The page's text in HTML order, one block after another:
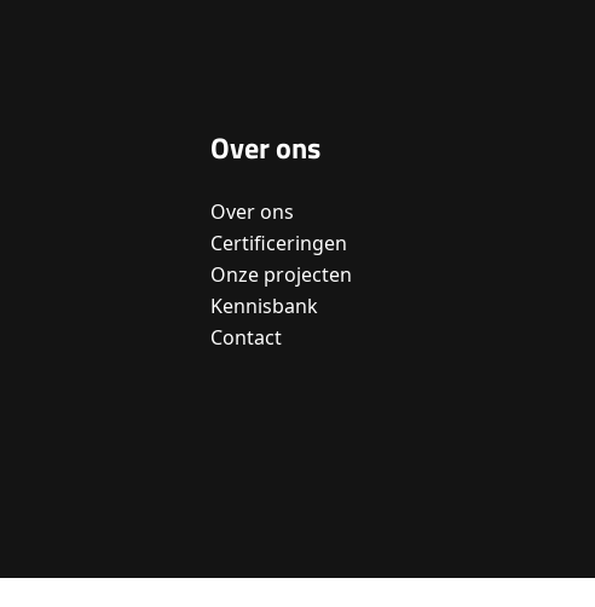
Over ons
Over ons
Certificeringen
Onze projecten
Kennisbank
Contact